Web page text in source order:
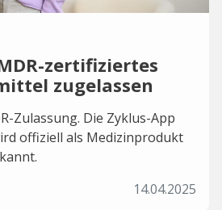
zertifiziertes
zugelassen
Zulassung. Die Zyklus-App
offiziell als Medizinprodukt
14.04.2025